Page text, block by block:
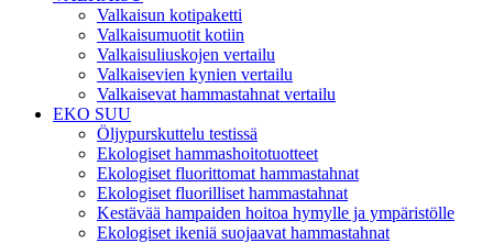
Valkaisun kotipaketti
Valkaisumuotit kotiin
Valkaisuliuskojen vertailu
Valkaisevien kynien vertailu
Valkaisevat hammastahnat vertailu
EKO SUU
Öljypurskuttelu testissä
Ekologiset hammashoitotuotteet
Ekologiset fluorittomat hammastahnat
Ekologiset fluorilliset hammastahnat
Kestävää hampaiden hoitoa hymylle ja ympäristölle
Ekologiset ikeniä suojaavat hammastahnat